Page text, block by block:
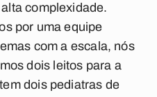
complexidade.
por uma equipe
com a escala, nós
dois leitos para a
dois pediatras de